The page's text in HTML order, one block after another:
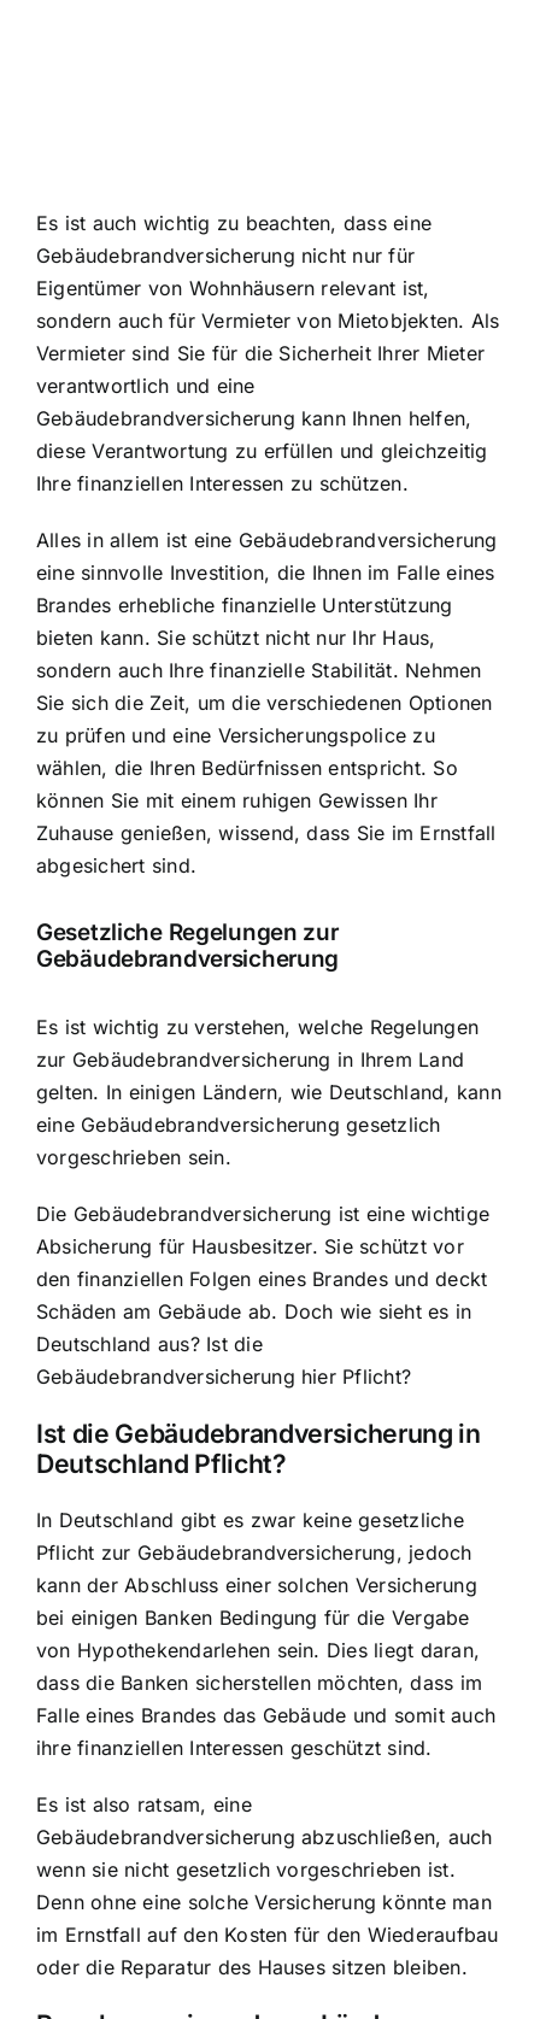
Es ist auch wichtig zu beachten, dass eine
Gebäudebrandversicherung nicht nur für
Eigentümer von Wohnhäusern relevant ist,
sondern auch für Vermieter von Mietobjekten. Als
Vermieter sind Sie für die Sicherheit Ihrer Mieter
verantwortlich und eine
Gebäudebrandversicherung kann Ihnen helfen,
diese Verantwortung zu erfüllen und gleichzeitig
Ihre finanziellen Interessen zu schützen.
Alles in allem ist eine Gebäudebrandversicherung
eine sinnvolle Investition, die Ihnen im Falle eines
Brandes erhebliche finanzielle Unterstützung
bieten kann. Sie schützt nicht nur Ihr Haus,
sondern auch Ihre finanzielle Stabilität. Nehmen
Sie sich die Zeit, um die verschiedenen Optionen
zu prüfen und eine Versicherungspolice zu
wählen, die Ihren Bedürfnissen entspricht. So
können Sie mit einem ruhigen Gewissen Ihr
Zuhause genießen, wissend, dass Sie im Ernstfall
abgesichert sind.
Gesetzliche Regelungen zur
Gebäudebrandversicherung
Es ist wichtig zu verstehen, welche Regelungen
zur Gebäudebrandversicherung in Ihrem Land
gelten. In einigen Ländern, wie Deutschland, kann
eine Gebäudebrandversicherung gesetzlich
vorgeschrieben sein.
Die Gebäudebrandversicherung ist eine wichtige
Absicherung für Hausbesitzer. Sie schützt vor
den finanziellen Folgen eines Brandes und deckt
Schäden am Gebäude ab. Doch wie sieht es in
Deutschland aus? Ist die
Gebäudebrandversicherung hier Pflicht?
Ist die Gebäudebrandversicherung in
Deutschland Pflicht?
In Deutschland gibt es zwar keine gesetzliche
Pflicht zur Gebäudebrandversicherung, jedoch
kann der Abschluss einer solchen Versicherung
bei einigen Banken Bedingung für die Vergabe
von Hypothekendarlehen sein. Dies liegt daran,
dass die Banken sicherstellen möchten, dass im
Falle eines Brandes das Gebäude und somit auch
ihre finanziellen Interessen geschützt sind.
Es ist also ratsam, eine
Gebäudebrandversicherung abzuschließen, auch
wenn sie nicht gesetzlich vorgeschrieben ist.
Denn ohne eine solche Versicherung könnte man
im Ernstfall auf den Kosten für den Wiederaufbau
oder die Reparatur des Hauses sitzen bleiben.